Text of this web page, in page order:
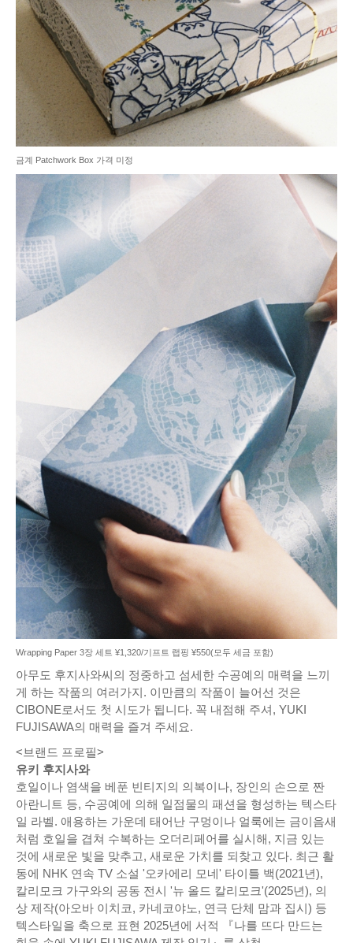
금계 Patchwork Box 가격 미정
Wrapping Paper 3장 세트 ¥1,320/기프트 랩핑 ¥550(모두 세금 포함)
아무도 후지사와씨의 정중하고 섬세한 수공예의 매력을 느끼
게 하는 작품의 여러가지. 이만큼의 작품이 늘어선 것은
CIBONE로서도 첫 시도가 됩니다. 꼭 내점해 주셔, YUKI
FUJISAWA의 매력을 즐겨 주세요.
<브랜드 프로필>
유키 후지사와
호일이나 염색을 베푼 빈티지의 의복이나, 장인의 손으로 짠
아란니트 등, 수공예에 의해 일점물의 패션을 형성하는 텍스타
일 라벨. 애용하는 가운데 태어난 구멍이나 얼룩에는 금이음새
처럼 호일을 겹쳐 수복하는 오더리페어를 실시해, 지금 있는
것에 새로운 빛을 맞추고, 새로운 가치를 되찾고 있다. 최근 활
동에 NHK 연속 TV 소설 '오카에리 모네' 타이틀 백(2021년),
칼리모크 가구와의 공동 전시 '뉴 올드 칼리모크'(2025년), 의
상 제작(아오바 이치코, 카네코야노, 연극 단체 맘과 집시) 등
텍스타일을 축으로 표현 2025년에 서적 『나를 뜨다 만드는